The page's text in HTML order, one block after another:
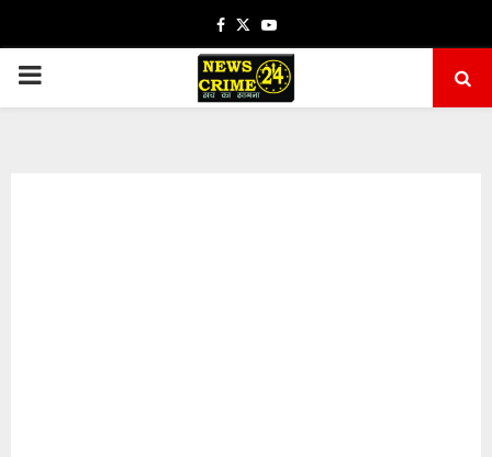
Facebook
TwitterYoutube
PRIMARY